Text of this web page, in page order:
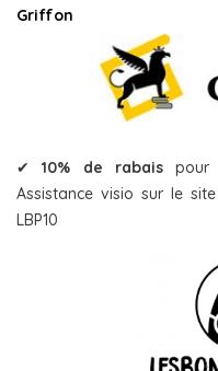
Griffon
✔10% de rabaispour
Assistance visio sur le site
LBP10